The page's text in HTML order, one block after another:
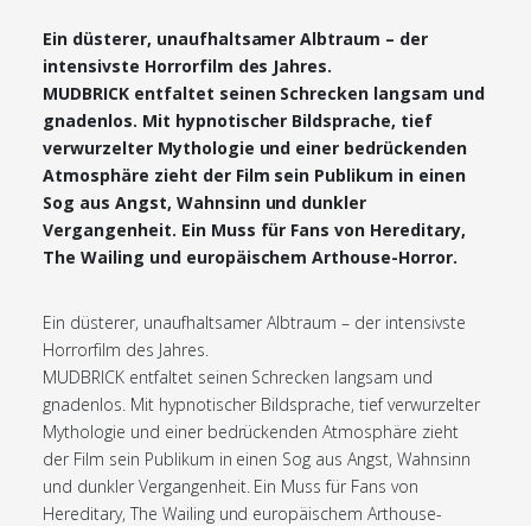
Ein düsterer, unaufhaltsamer Albtraum – der
intensivste Horrorfilm des Jahres.
MUDBRICK entfaltet seinen Schrecken langsam und
gnadenlos. Mit hypnotischer Bildsprache, tief
verwurzelter Mythologie und einer bedrückenden
Atmosphäre zieht der Film sein Publikum in einen
Sog aus Angst, Wahnsinn und dunkler
Vergangenheit. Ein Muss für Fans von Hereditary,
The Wailing und europäischem Arthouse-Horror.
Ein düsterer, unaufhaltsamer Albtraum – der intensivste
Horrorfilm des Jahres.
MUDBRICK entfaltet seinen Schrecken langsam und
gnadenlos. Mit hypnotischer Bildsprache, tief verwurzelter
Mythologie und einer bedrückenden Atmosphäre zieht
der Film sein Publikum in einen Sog aus Angst, Wahnsinn
und dunkler Vergangenheit. Ein Muss für Fans von
Hereditary, The Wailing und europäischem Arthouse-